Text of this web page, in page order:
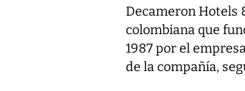
Decameron Hotels
colombiana que
1987 por el
de la compañía,